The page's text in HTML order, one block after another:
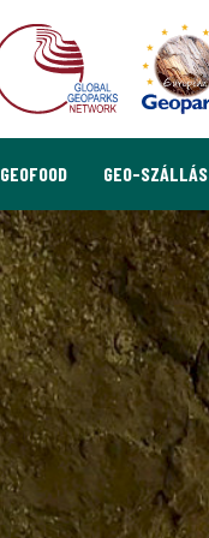
GEOFOOD GEO-SZÁLLÁS